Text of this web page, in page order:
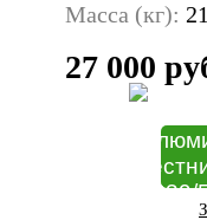
Масса (кг):
27 000